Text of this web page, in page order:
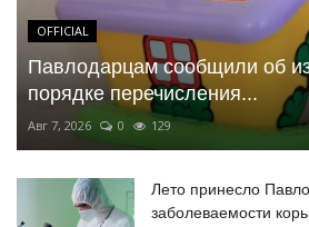
OFFICIAL
Павлодарцам сообщили об
порядке перечисления...
Авг 7, 2026 0 129
Лето принесло
заболеваемости